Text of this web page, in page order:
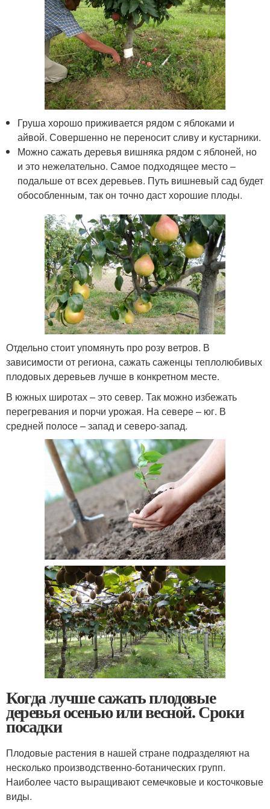
Груша хорошо приживается рядом с яблоками и
айвой. Совершенно не переносит сливу и кустарники.
Можно сажать деревья вишняка рядом с яблоней, но
и это нежелательно. Самое подходящее место –
подальше от всех деревьев. Путь вишневый сад будет
обособленным, так он точно даст хорошие плоды.
Отдельно стоит упомянуть про розу ветров. В
зависимости от региона, сажать саженцы теплолюбивых
плодовых деревьев лучше в конкретном месте.
В южных широтах – это север. Так можно избежать
перегревания и порчи урожая. На севере – юг. В
средней полосе – запад и северо-запад.
Когда лучше сажать плодовые
деревья осенью или весной. Сроки
посадки
Плодовые растения в нашей стране подразделяют на
несколько производственно-ботанических групп.
Наиболее часто выращивают семечковые и косточковые
виды.